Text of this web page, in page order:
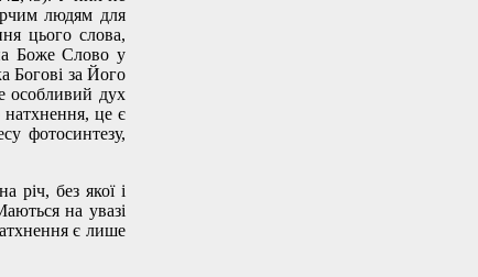
людям для
цього слова,
Боже Слово у
Богові за Його
особливий дух
це є
фотосинтезу,
річ, без якої і
на увазі
є лише